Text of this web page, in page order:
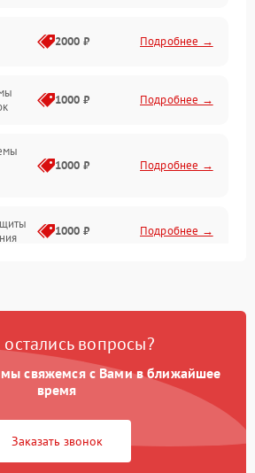
2000 ₽ Подробнее →
1000 ₽ Подробнее →
1000 ₽ Подробнее →
1000 ₽ Подробнее →
1000 ₽ Подробнее →
1000 ₽
вопросы?
мы свяжемся с Вами в ближайшее
время
Заказать звонок